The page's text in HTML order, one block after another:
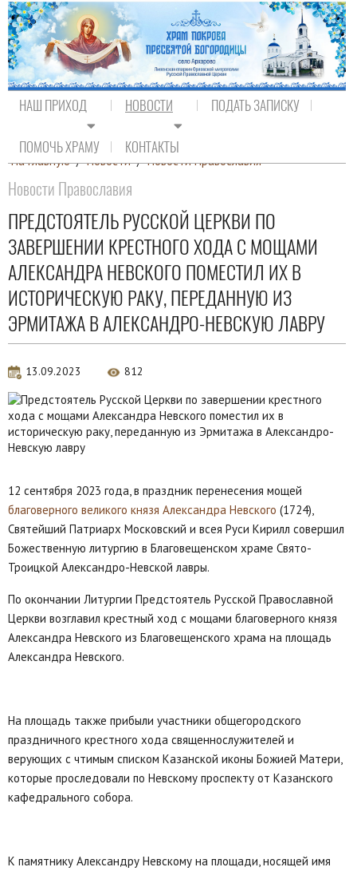
НАШ ПРИХОД НОВОСТИ ПОДАТЬ ЗАПИСКУ
ПОМОЧЬ ХРАМУ КОНТАКТЫ
На главную / Новости / Новости Православия
Новости Православия
ПРЕДСТОЯТЕЛЬ РУССКОЙ ЦЕРКВИ ПО
ЗАВЕРШЕНИИ КРЕСТНОГО ХОДА С МОЩАМИ
АЛЕКСАНДРА НЕВСКОГО ПОМЕСТИЛ ИХ В
ИСТОРИЧЕСКУЮ РАКУ, ПЕРЕДАННУЮ ИЗ
ЭРМИТАЖА В АЛЕКСАНДРО-НЕВСКУЮ ЛАВРУ
13.09.2023 812
12 сентября 2023 года, в праздник перенесения мощей
благоверного великого князя Александра Невского (1724),
Святейший Патриарх Московский и всея Руси Кирилл совершил
Божественную литургию в Благовещенском храме Свято-
Троицкой Александро-Невской лавры.
По окончании Литургии Предстоятель Русской Православной
Церкви возглавил крестный ход c мощами благоверного князя
Александра Невского из Благовещенского храма на площадь
Александра Невского.
На площадь также прибыли участники общегородского
праздничного крестного хода священнослужителей и
верующих с чтимым списком Казанской иконы Божией Матери,
которые проследовали по Невскому проспекту от Казанского
кафедрального собора.
К памятнику Александру Невскому на площади, носящей имя